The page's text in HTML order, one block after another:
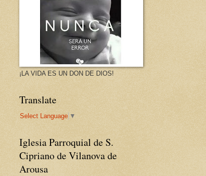
¡LA VIDA ES UN DON DE DIOS!
Translate
Select Language ▼
Iglesia Parroquial de S.
Cipriano de Vilanova de
Arousa